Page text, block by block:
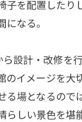
子を配置したり
になる。
設計・改修を
のイメージを大
る場となるので
らしい景色を堪